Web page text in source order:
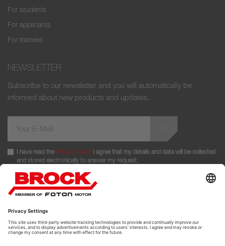
For students
For applicants
For trainees
NEWSLETTER
Subscribe to our newsletter and you will automatically be
informed about new products and updates.
I have read the Privacy Policy I agree that my details and data will be collected
and stored electronically to answer my request.
FOLLOW US